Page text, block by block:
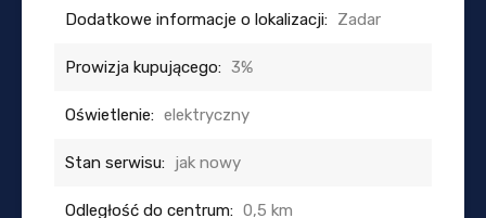
Dodatkowe informacje o lokalizacji: Zadar
Prowizja kupującego: 3%
Oświetlenie: elektryczny
Stan serwisu: jak nowy
Odległość do centrum: 0,5 km